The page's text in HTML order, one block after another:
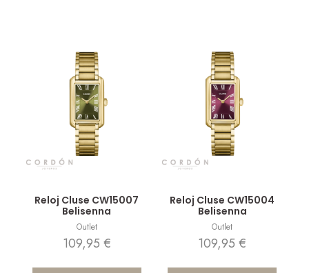
Reloj Cluse CW15007
Belisenna
Outlet
109,95 €
Reloj Cluse CW15004
Belisenna
Outlet
109,95€